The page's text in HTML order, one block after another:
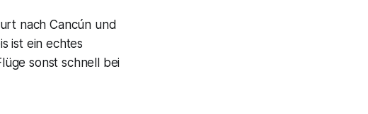
nach Cancún und
ist ein echtes
sonst schnell bei